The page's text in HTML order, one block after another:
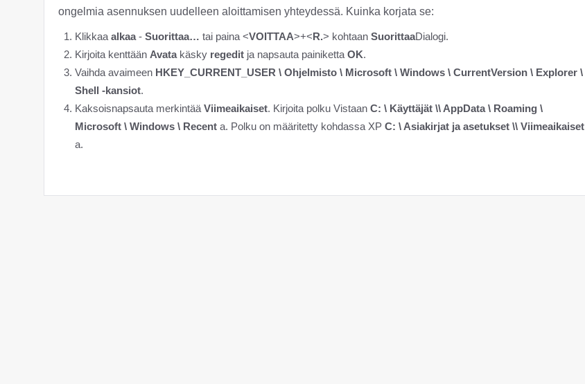
ongelmia asennuksen uudelleen aloittamisen yhteydessä. Kuinka korjata se:
Klikkaa alkaa- Suorittaa… tai paina <VOITTAA>+<R.> kohtaan SuorittaaDialogi.
Kirjoita kenttään Avatakäsky regedit ja napsauta painiketta OK.
Vaihda avaimeen HKEY_CURRENT_USER \ Ohjelmisto \ Microsoft \ Windows \ CurrentVersion \ Explorer \
Shell -kansiot.
Kaksoisnapsauta merkintää Viimeaikaiset. Kirjoita polku Vistaan C: \ Käyttäjät \\ AppData \ Roaming \
Microsoft \ Windows \ Recent a. Polku on määritetty kohdassa XP C: \ Asiakirjat ja asetukset \\ Viimeaikaiset
a.